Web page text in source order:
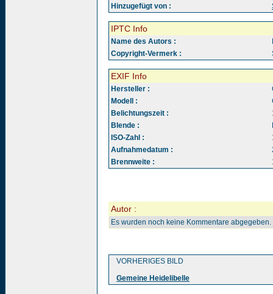
Hinzugefügt von :
IPTC Info
Name des Autors :
Copyright-Vermerk :
EXIF Info
Hersteller :
Modell :
Belichtungszeit :
Blende :
ISO-Zahl :
Aufnahmedatum :
Brennweite :
Autor :
Es wurden noch keine Kommentare abgegeben.
VORHERIGES BILD
Gemeine Heidelibelle